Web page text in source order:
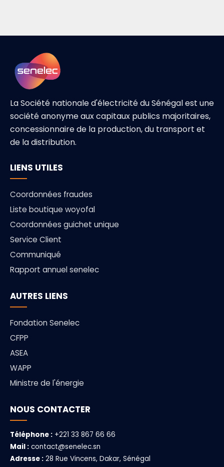
La Société nationale d'électricité du Sénégal est une
société anonyme aux capitaux publics majoritaires,
concessionnaire de la production, du transport et
de la distribution.
LIENS UTILES
Coordonnées fraudes
Liste boutique woyofal
Coordonnées guichet unique
Service Client
Communiqué
Rapport annuel senelec
AUTRES LIENS
Fondation Senelec
CFPP
ASEA
WAPP
Ministre de l'énergie
NOUS CONTACTER
Téléphone : +221 33 867 66 66
Mail : contact@senelec.sn
Adresse : 28 Rue Vincens, Dakar, Sénégal